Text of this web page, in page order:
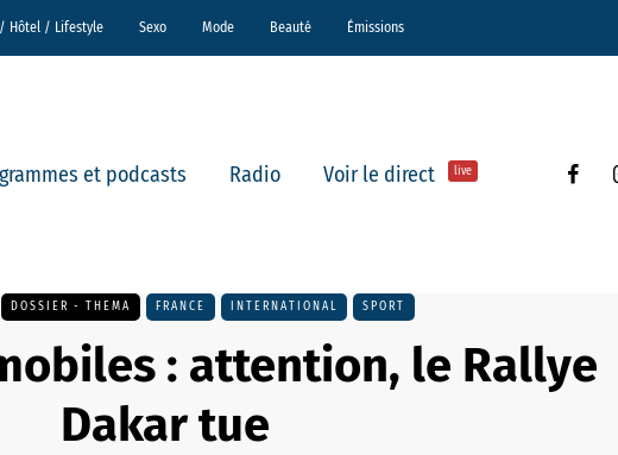
/ Hôtel / Lifestyle Sexo Mode Beauté Émissions
et podcasts Radio Voir le direct live
DOSSIER - THEMA FRANCE INTERNATIONAL SPORT
: attention, le Rallye
Dakar tue